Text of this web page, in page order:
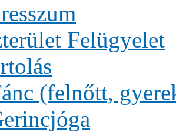
Felügyelet
(felnőtt,